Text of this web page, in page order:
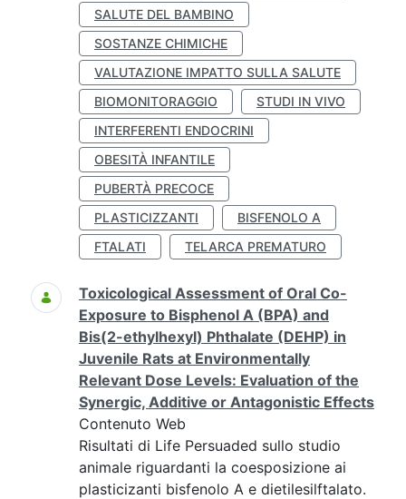
SALUTE DEL BAMBINO
SOSTANZE CHIMICHE
VALUTAZIONE IMPATTO SULLA SALUTE
BIOMONITORAGGIO
STUDI IN VIVO
INTERFERENTI ENDOCRINI
OBESITÀ INFANTILE
PUBERTÀ PRECOCE
PLASTICIZZANTI
BISFENOLO A
FTALATI
TELARCA PREMATURO
Toxicological Assessment of Oral Co-
Exposure to Bisphenol A (BPA) and
Bis(2-ethylhexyl) Phthalate (DEHP) in
Juvenile Rats at Environmentally
Relevant Dose Levels: Evaluation of the
Synergic, Additive or Antagonistic Effects
Contenuto Web
Risultati di Life Persuaded sullo studio
animale riguardanti la coesposizione ai
plasticizanti bisfenolo A e dietilesilftalato.